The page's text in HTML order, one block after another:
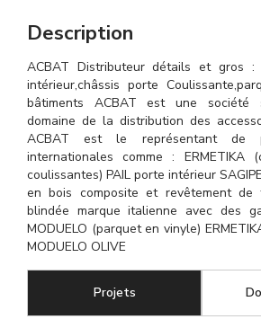
Description
ACBAT Distributeur détails et gros :
intérieur,châssis porte
bâtiments ACBAT est une société
domaine de la distribution des
ACBAT est le représentant de
internationales comme : ERMETIKA
coulissantes) PAIL porte intérieur
en bois composite et revêtement de
blindée marque italienne avec des
MODUELO (parquet en vinyle)
MODUELO OLIVE
Projets